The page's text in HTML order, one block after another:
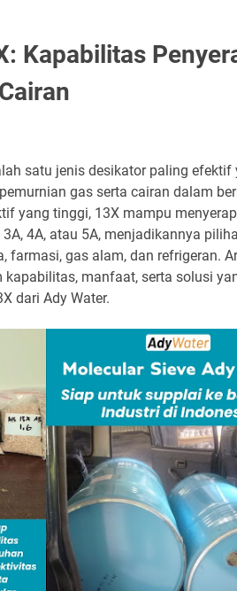
Kapabilitas
satu jenis desikator paling efektif
gas serta cairan dalam
yang tinggi, 13X mampu
4A, atau 5A, menjadikannya
farmasi, gas alam, dan refrigeran.
manfaat, serta solusi
dari Ady Water.